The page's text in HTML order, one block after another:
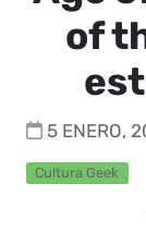
of
5 ENERO,
Cultura Geek